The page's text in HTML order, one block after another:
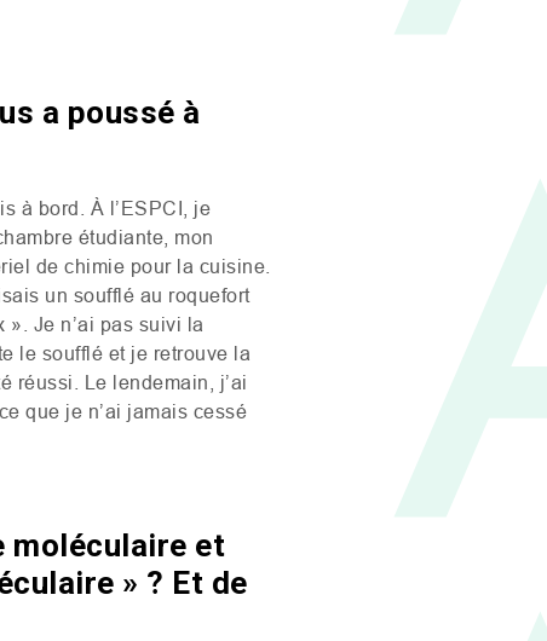
a poussé à
à bord. À l’ ESPCI
, je
étudiante, mon
de chimie pour la cuisine.
un soufflé au roquefort
Je n’ai pas suivi la
le soufflé et je retrouve la
réussi. Le lendemain, j’ai
que je n’ai jamais cessé
moléculaire et
» ? Et de